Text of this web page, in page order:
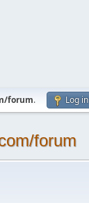
forum. Log in
forum